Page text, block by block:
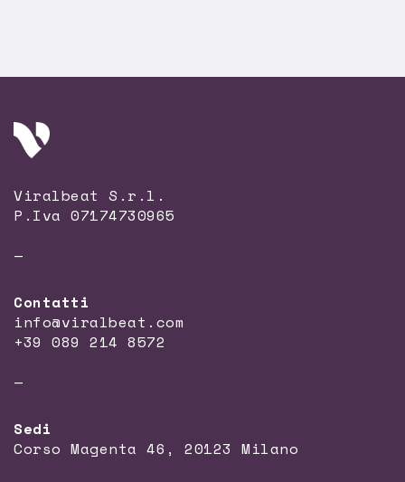
Viralbeat S.r.l.
P.Iva 07174730965
—
Contatti
info@viralbeat.com
+39 089 214 8572
—
Sedi
Corso Magenta 46, 20123 Milano